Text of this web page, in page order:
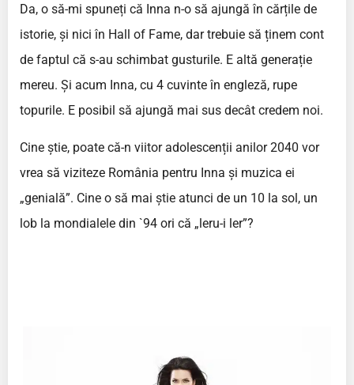
Da, o să-mi spuneți că Inna n-o să ajungă în cărțile de
istorie, și nici în Hall of Fame, dar trebuie să ținem cont
de faptul că s-au schimbat gusturile. E altă generație
mereu. Și acum Inna, cu 4 cuvinte în engleză, rupe
topurile. E posibil să ajungă mai sus decât credem noi.
Cine știe, poate că-n viitor adolescenții anilor 2040 vor
vrea să viziteze România pentru Inna și muzica ei
„genială”. Cine o să mai știe atunci de un 10 la sol, un
lob la mondialele din `94 ori că „leru-i ler”?